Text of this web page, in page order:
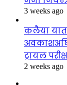
3 weeks ago
कलैया
ट्रायल
2 weeks ago